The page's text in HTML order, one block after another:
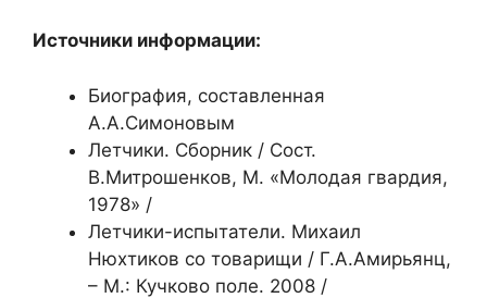
Источники информации:
Биография, составленная
А.А.Симоновым
Летчики. Сборник / Сост.
В.Митрошенков, М. «Молодая гвардия,
1978» /
Летчики-испытатели. Михаил
Нюхтиков со товарищи / Г.А.Амирьянц,
– М.: Кучково поле. 2008 /